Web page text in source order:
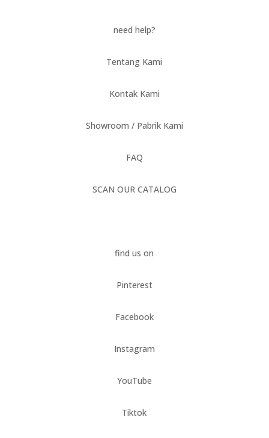
need help?
Tentang Kami
Kontak Kami
Showroom / Pabrik Kami
FAQ
SCAN OUR CATALOG
find us on
Pinterest
Facebook
Instagram
YouTube
Tiktok